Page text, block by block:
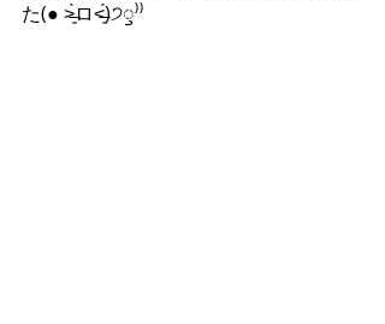
た(● ˃̶͈̀ロ˂̶͈́)੭ꠥ⁾⁾